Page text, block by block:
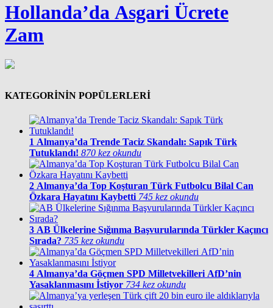
Hollanda’da Asgari Ücrete
Zam
KATEGORİNİN POPÜLERLERİ
1 Almanya’da Trende Taciz Skandalı: Sapık Türk
Tutuklandı! 870 kez okundu
2 Almanya’da Top Koşturan Türk Futbolcu Bilal Can
Özkara Hayatını Kaybetti 745 kez okundu
3 AB Ülkelerine Sığınma Başvurularında Türkler Kaçıncı
Sırada? 735 kez okundu
4 Almanya’da Göçmen SPD Milletvekilleri AfD’nin
Yasaklanmasını İstiyor 734 kez okundu